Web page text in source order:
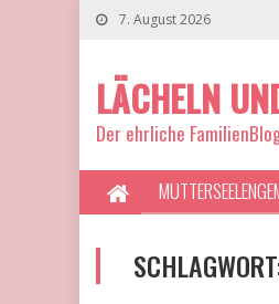
7. August 2026
LÄCHELN
Der ehrliche